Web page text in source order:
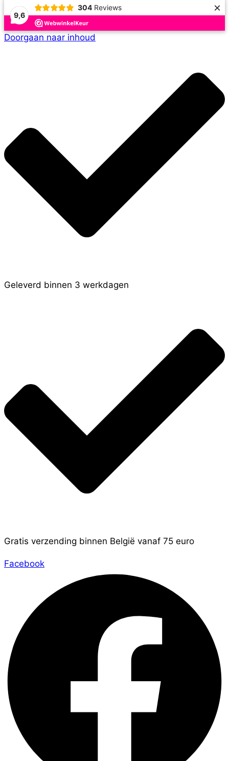
9,6
304 Reviews ×
Doorgaan naar inhoud
Geleverd binnen 3 werkdagen
Gratis verzending binnen België vanaf 75 euro
Facebook